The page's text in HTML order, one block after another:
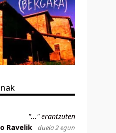
"..." erantzuten
Ravelik
duela 2 egun